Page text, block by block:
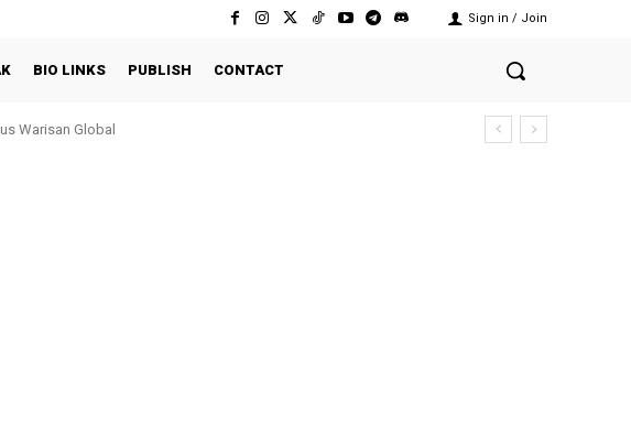
Sign in / Join
BIO LINKS PUBLISH CONTACT